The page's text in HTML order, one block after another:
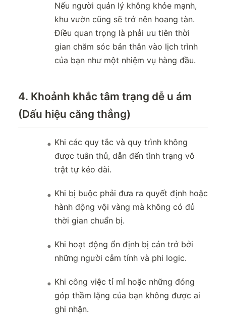
Nếu người quản lý không khỏe mạnh,
khu vườn cũng sẽ trở nên hoang tàn.
Điều quan trọng là phải ưu tiên thời
gian chăm sóc bản thân vào lịch trình
của bạn như một nhiệm vụ hàng đầu.
4. Khoảnh khắc tâm trạng dễ u ám
(Dấu hiệu căng thẳng)
Khi các quy tắc và quy trình không
được tuân thủ, dẫn đến tình trạng vô
trật tự kéo dài.
Khi bị buộc phải đưa ra quyết định hoặc
hành động vội vàng mà không có đủ
thời gian chuẩn bị.
Khi hoạt động ổn định bị cản trở bởi
những người cảm tính và phi logic.
Khi công việc tỉ mỉ hoặc những đóng
góp thầm lặng của bạn không được ai
ghi nhận.